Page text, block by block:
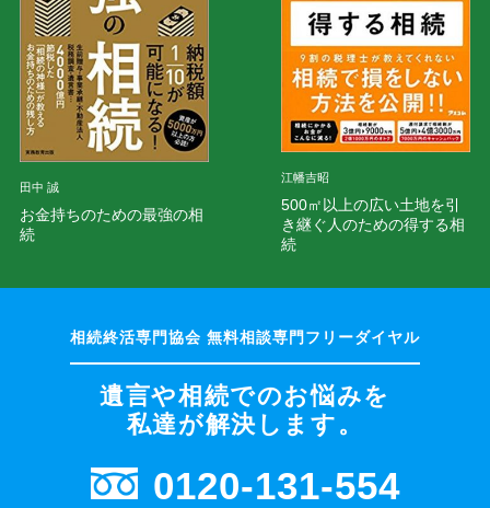
田中 誠
お金持ちのための最強の相
続
江幡吉昭
500㎡以上の広い土地を引
き継ぐ人のための得する相
続
遺言や相続でのお悩みを
私達が解決します。
0120-131-554